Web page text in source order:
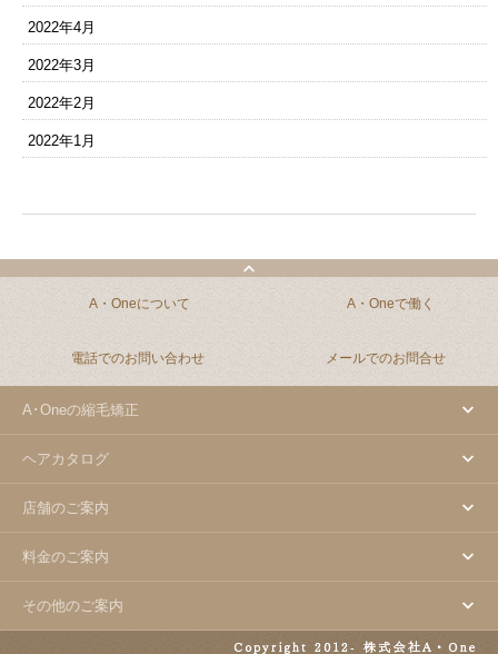
2022年4月
2022年3月
2022年2月
2022年1月
A・Oneについて A・Oneで働く
電話でのお問い合わせ メールでのお問合せ
A･Oneの縮毛矯正
ヘアカタログ
店舗のご案内
料金のご案内
その他のご案内